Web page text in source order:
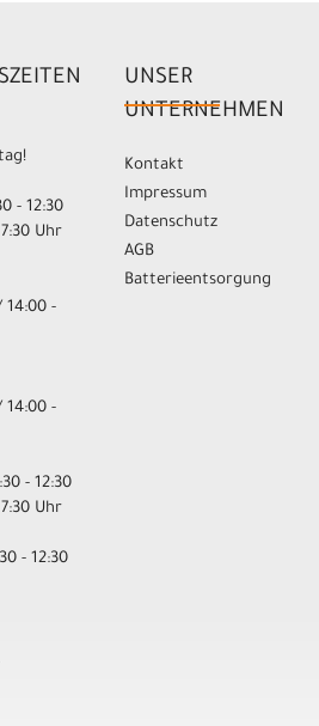
- 12:30
Uhr
14:00 -
14:00 -
- 12:30
Uhr
- 12:30
UNSER
UNTERNEHMEN
Kontakt
Impressum
Datenschutz
AGB
Batterieentsorgung